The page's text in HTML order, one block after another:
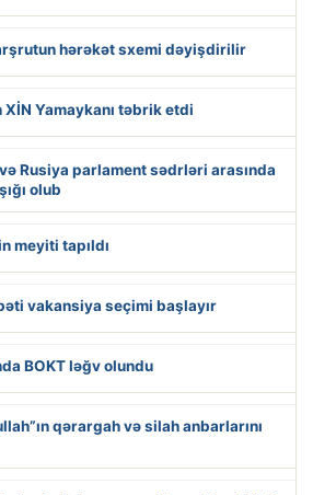
hərəkət sxemi dəyişdirilir
Yamaykanı təbrik etdi
Rusiya parlament sədrləri arasında
olub
meyiti tapıldı
vakansiya seçimi başlayır
BOKT ləğv olundu
qərargah və silah anbarlarını